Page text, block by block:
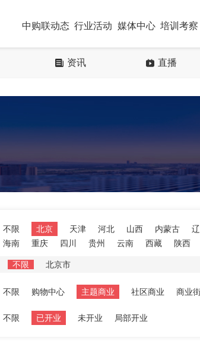
中购联动态 行业活动 媒体中心 培训考察
资讯 直播
不限 北京 天津 河北 山西 内蒙古
海南
重庆 四川 贵州 云南 西藏 陕西
不限 北京市
不限 购物中心 主题商业 社区商业 商业
不限 已开业 未开业 局部开业